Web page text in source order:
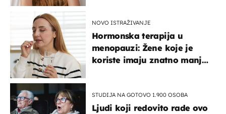
NOVO ISTRAŽIVANJE
Hormonska terapija u
menopauzi: Žene koje je
koriste imaju znatno manji
STUDIJA NA GOTOVO 1.900 OSOBA
Ljudi koji redovito rade ovo